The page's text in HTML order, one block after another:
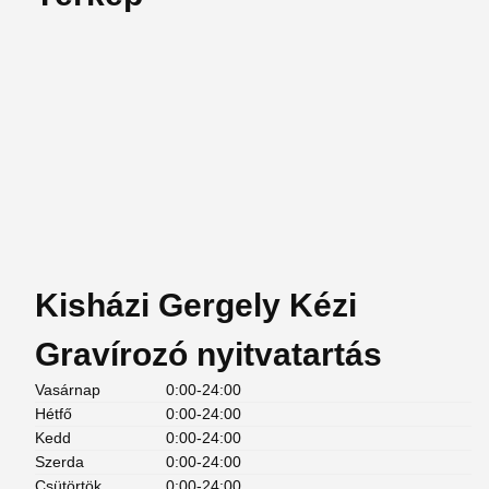
Kisházi Gergely Kézi
Gravírozó nyitvatartás
Vasárnap
0:00-24:00
Hétfő
0:00-24:00
Kedd
0:00-24:00
Szerda
0:00-24:00